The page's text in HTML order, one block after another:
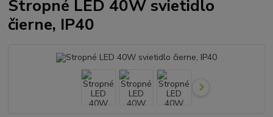
Stropné LED 40W svietidlo
čierne, IP40